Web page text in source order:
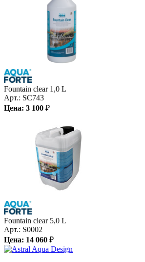
Fountain clear 1,0 L
Арт.: SC743
Цена: 3 100 ₽
Fountain clear 5,0 L
Арт.: S0002
Цена: 14 060 ₽